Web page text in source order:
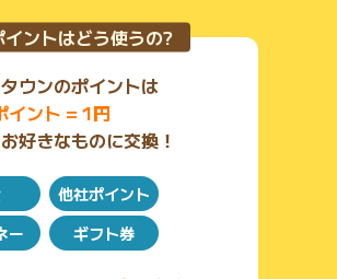
ントはどう使うの?
ウンのポイントは
イント = 1円
好きなものに交換！
他社ポイント
ー
ギフト券